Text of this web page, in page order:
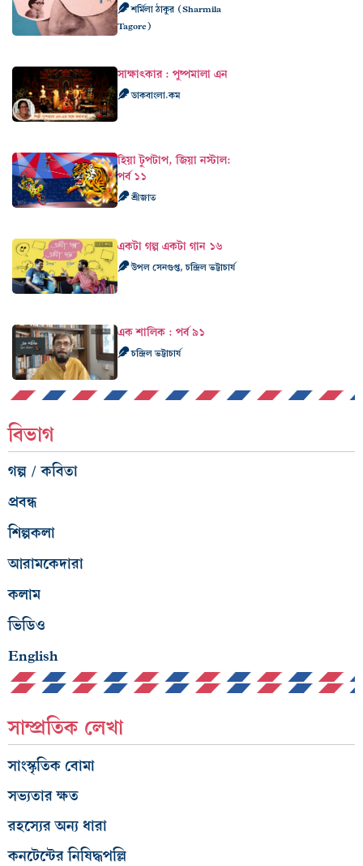
শর্মিলা ঠাকুর (Sharmila
Tagore)
সাক্ষাৎকার : পুষ্পমালা এন
ডাকবাংলা.কম
হিয়া টুপটাপ, জিয়া নস্টাল:
পর্ব ১১
শ্রীজাত
একটা গল্প একটা গান ১৬
উপল সেনগুপ্ত, চন্দ্রিল ভট্টাচার্য
এক শালিক : পর্ব ৯১
চন্দ্রিল ভট্টাচার্য
বিভাগ
গল্প / কবিতা
প্রবন্ধ
শিল্পকলা
আরামকেদারা
কলাম
ভিডিও
English
সাম্প্রতিক লেখা
সাংস্কৃতিক বোমা
সভ্যতার ক্ষত
রহস্যের অন্য ধারা
কনটেন্টের নিষিদ্ধপল্লি